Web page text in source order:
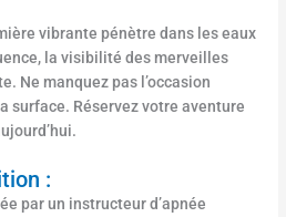
vibrante pénètre dans les eaux
la visibilité des merveilles
Ne manquez pas l’occasion
surface. Réservez votre aventure
:
par un instructeur d’apnée